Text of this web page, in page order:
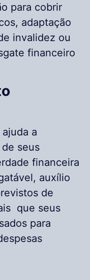
para cobrir
adaptação
invalidez ou
financeiro
a
seus
financeira
auxílio
de
que seus
para